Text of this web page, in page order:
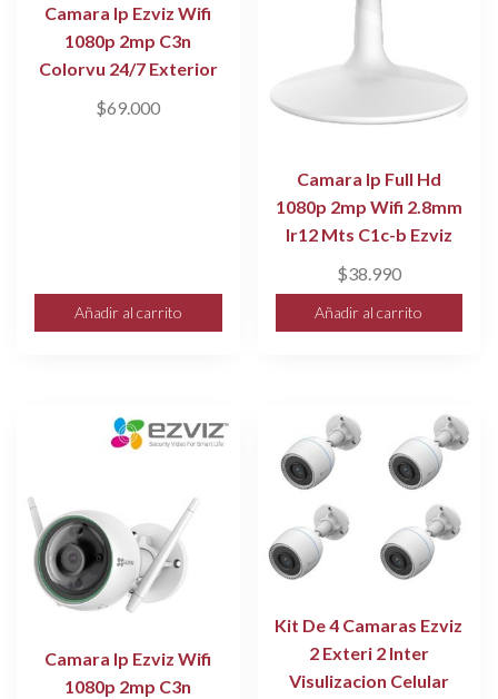
Camara Ip Ezviz Wifi
1080p 2mp C3n
Colorvu 24/7 Exterior
$69.000
Añadir al carrito
Camara Ip Full Hd
1080p 2mp Wifi 2.8mm
Ir12 Mts C1c-b Ezviz
$38.990
Añadir al carrito
Camara Ip Ezviz Wifi
1080p 2mp C3n
Kit De 4 Camaras Ezviz
2 Exteri 2 Inter
Visulizacion Celular